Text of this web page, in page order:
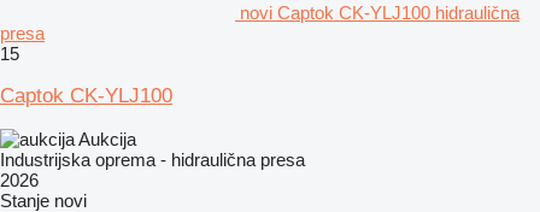
novi Captok CK-YLJ100 hidraulična
presa
15
Captok CK-YLJ100
Aukcija
Industrijska oprema - hidraulična presa
2026
Stanje novi